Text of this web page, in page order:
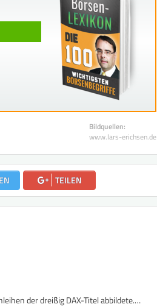
Bildquellen:
www.lars-erichsen.de
TEILEN
der dreißig DAX-Titel abbildete.…